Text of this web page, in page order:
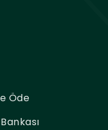
Öde